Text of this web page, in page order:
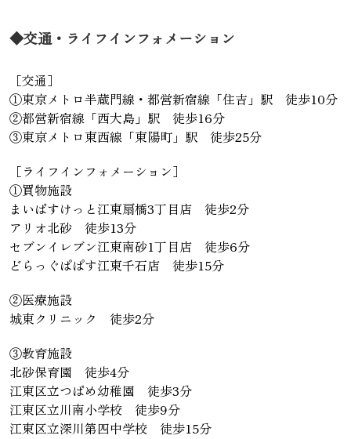
◆交通・ライフインフォメーション
［交通］
①東京メトロ半蔵門線・都営新宿線「住吉」駅 徒歩10分
②都営新宿線「西大島」駅 徒歩16分
③東京メトロ東西線「東陽町」駅 徒歩25分
［ライフインフォメーション］
①買物施設
まいばすけっと江東扇橋3丁目店 徒歩2分
アリオ北砂 徒歩13分
セブンイレブン江東南砂1丁目店 徒歩6分
どらっぐぱぱす江東千石店 徒歩15分
②医療施設
城東クリニック 徒歩2分
③教育施設
北砂保育園 徒歩4分
江東区立つばめ幼稚園 徒歩3分
江東区立川南小学校 徒歩9分
江東区立深川第四中学校 徒歩15分